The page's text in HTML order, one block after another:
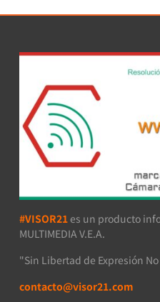
#VISOR21 es un producto
MULTIMEDIA V.E.A.
"Sin Libertad de Expresión
contacto@visor21.com